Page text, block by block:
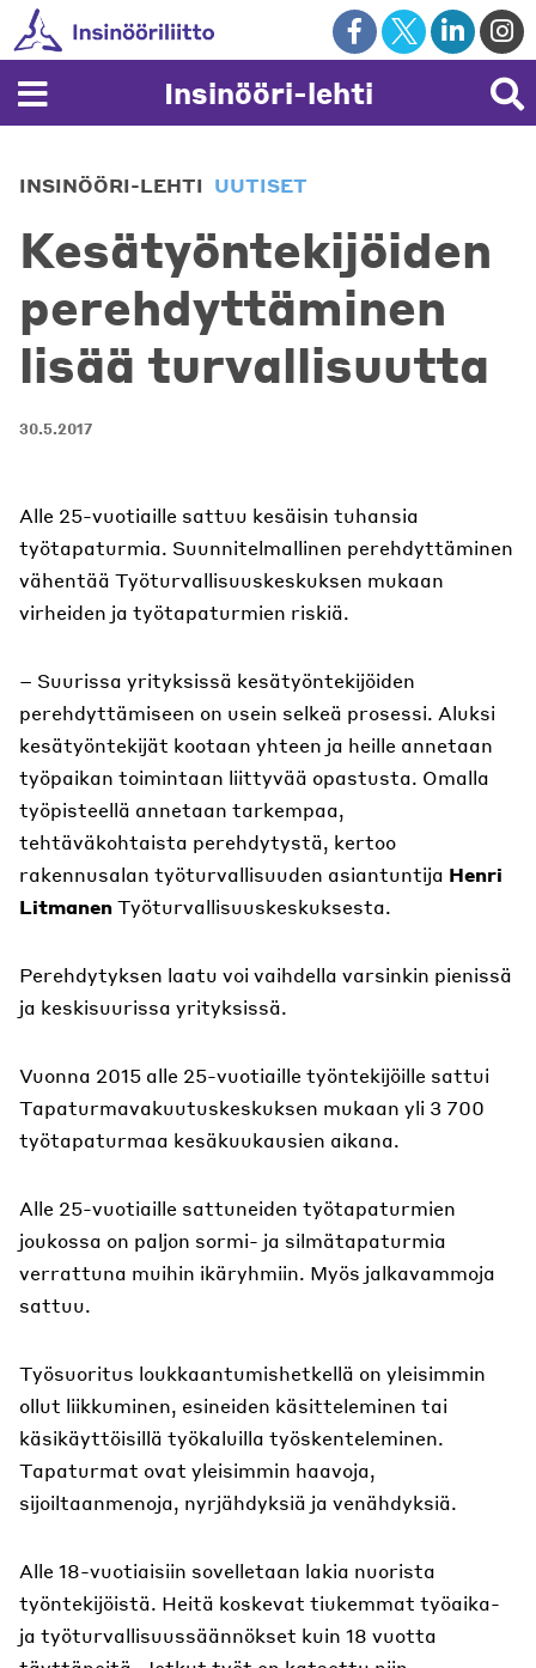
Skip
to
content
Insinööri-lehti
INSINÖÖRI-LEHTI UUTISET
Kesätyöntekijöiden
perehdyttäminen
lisää turvallisuutta
30.5.2017
Alle 25-vuotiaille sattuu kesäisin tuhansia
työtapaturmia. Suunnitelmallinen perehdyttäminen
vähentää Työturvallisuuskeskuksen mukaan
virheiden ja työtapaturmien riskiä.
– Suurissa yrityksissä kesätyöntekijöiden
perehdyttämiseen on usein selkeä prosessi. Aluksi
kesätyöntekijät kootaan yhteen ja heille annetaan
työpaikan toimintaan liittyvää opastusta. Omalla
työpisteellä annetaan tarkempaa,
tehtäväkohtaista perehdytystä, kertoo
rakennusalan työturvallisuuden asiantuntija Henri
LitmanenTyöturvallisuuskeskuksesta.
Perehdytyksen laatu voi vaihdella varsinkin pienissä
ja keskisuurissa yrityksissä.
Vuonna 2015 alle 25-vuotiaille työntekijöille sattui
Tapaturmavakuutuskeskuksen mukaan yli 3 700
työtapaturmaa kesäkuukausien aikana.
Alle 25-vuotiaille sattuneiden työtapaturmien
joukossa on paljon sormi- ja silmätapaturmia
verrattuna muihin ikäryhmiin. Myös jalkavammoja
sattuu.
Työsuoritus loukkaantumishetkellä on yleisimmin
ollut liikkuminen, esineiden käsitteleminen tai
käsikäyttöisillä työkaluilla työskenteleminen.
Tapaturmat ovat yleisimmin haavoja,
sijoiltaanmenoja, nyrjähdyksiä ja venähdyksiä.
Alle 18-vuotiaisiin sovelletaan lakia nuorista
työntekijöistä. Heitä koskevat tiukemmat työaika-
ja työturvallisuussäännökset kuin 18 vuotta